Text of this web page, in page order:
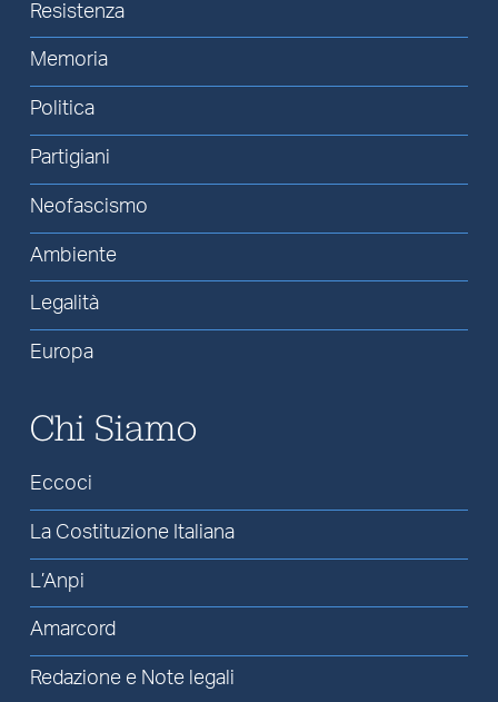
Resistenza
Memoria
Politica
Partigiani
Neofascismo
Ambiente
Legalità
Europa
Chi Siamo
Eccoci
La Costituzione Italiana
L’Anpi
Amarcord
Redazione e Note legali